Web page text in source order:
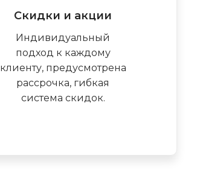
Скидки и акции
Индивидуальный
подход к каждому
клиенту, предусмотрена
рассрочка, гибкая
система скидок.